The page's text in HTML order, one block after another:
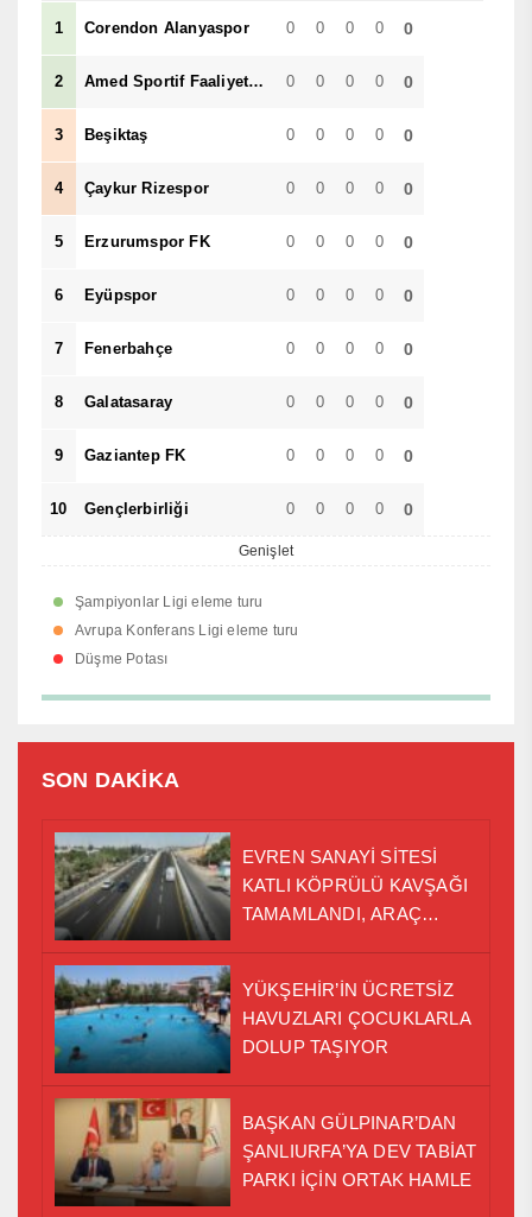
1 Corendon Alanyaspor 0 0 0 0 0
2 Amed Sportif Faaliyetler 0 0 0 0 0
3 Beşiktaş 0 0 0 0 0
4 Çaykur Rizespor 0 0 0 0 0
5 Erzurumspor FK 0 0 0 0 0
6 Eyüpspor 0 0 0 0 0
7 Fenerbahçe 0 0 0 0 0
8 Galatasaray 0 0 0 0 0
9 Gaziantep FK 0 0 0 0 0
10 Gençlerbirliği 0 0 0 0 0
Genişlet
Şampiyonlar Ligi eleme turu
Avrupa Konferans Ligi eleme turu
Düşme Potası
SON DAKİKA
EVREN SANAYİ SİTESİ
KATLI KÖPRÜLÜ KAVŞAĞI
TAMAMLANDI, ARAÇ
YÜKŞEHİR’İN ÜCRETSİZ
HAVUZLARI ÇOCUKLARLA
DOLUP TAŞIYOR
BAŞKAN GÜLPINAR’DAN
ŞANLIURFA’YA DEV TABİAT
PARKI İÇİN ORTAK HAMLE